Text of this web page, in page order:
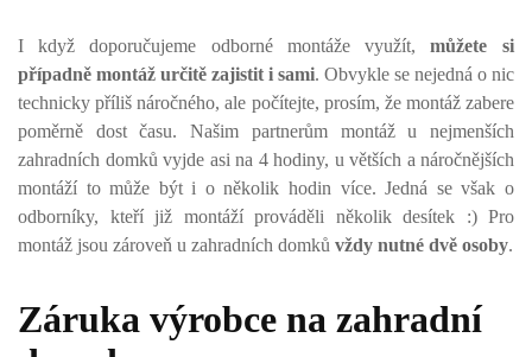
I když doporučujeme odborné montáže využít, můžete si
případně montáž určitě zajistit i sami. Obvykle se nejedná o nic
technicky příliš náročného, ale počítejte, prosím, že montáž zabere
poměrně dost času. Našim partnerům montáž u nejmenších
zahradních domků vyjde asi na 4 hodiny, u větších a náročnějších
montáží to může být i o několik hodin více. Jedná se však o
odborníky, kteří již montáží prováděli několik desítek :) Pro
montáž jsou zároveň u zahradních domků vždy nutné dvě osoby.
Záruka výrobce na zahradní